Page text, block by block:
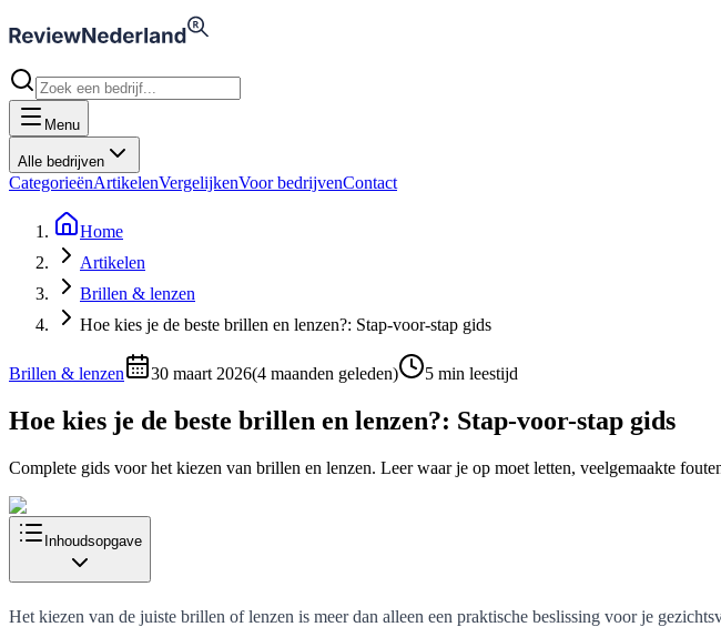
Menu
Alle bedrijven
CategorieënArtikelenVergelijkenVoor bedrijvenContact
Home
Artikelen
Brillen & lenzen
Hoe kies je de beste brillen en lenzen?: Stap-voor-stap gids
Brillen & lenzen 30 maart 2026(4 maanden geleden) 5 min leestijd
Hoe kies je de beste brillen en lenzen?: Stap-voor-stap gids
Complete gids voor het kiezen van brillen en lenzen. Leer waar je op moet letten, veelgemaakte
Inhoudsopgave
Het kiezen van de juiste brillen of lenzen is meer dan alleen een praktische beslissing voor je